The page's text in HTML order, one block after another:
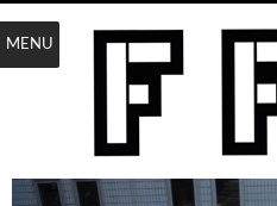
MENU